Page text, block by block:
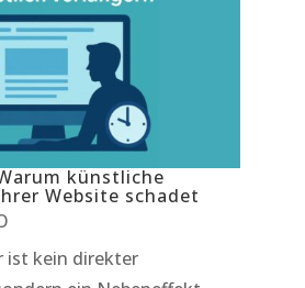
künstliche
Website schadet
ist kein direkter